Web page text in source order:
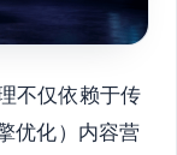
不仅依赖于传
优化）内容营